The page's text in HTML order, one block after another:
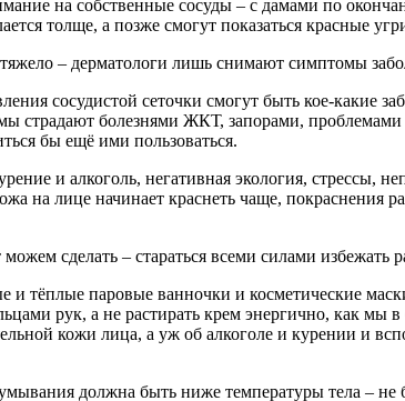
на собственные сосуды – с дамами по
толще, а позже смогут показаться красные
– дерматологи лишь снимают симптомы
сосудистой сеточки смогут быть кое-какие
болезнями ЖКТ, запорами, проблемами
бы ещё ими пользоваться.
и алкоголь, негативная экология, стрессы,
на лице начинает краснеть чаще, покраснения
сделать – стараться всеми силами избежать
и тёплые паровые ванночки и косметические
рук, а не растирать крем энергично, как мы
кожи лица, а уж об алкоголе и курении и
должна быть ниже температуры тела – не